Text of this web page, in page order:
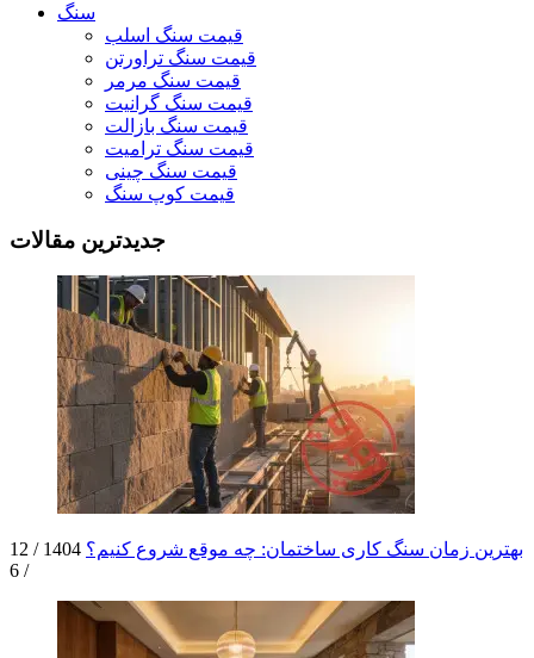
سنگ
قیمت سنگ اسلب
قیمت سنگ تراورتن
قیمت سنگ مرمر
قیمت سنگ گرانیت
قیمت سنگ بازالت
قیمت سنگ ترامیت
قیمت سنگ چینی
قیمت کوپ سنگ
جدیدترین مقالات
بهترین زمان سنگ کاری ساختمان: چه موقع شروع کنیم؟
1404 / 12
/ 6